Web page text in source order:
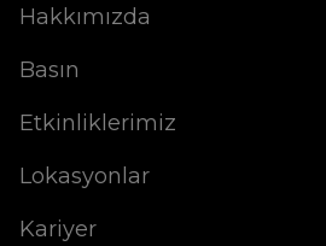
Hakkımızda
Basın
Etkinliklerimiz
Lokasyonlar
Kariyer